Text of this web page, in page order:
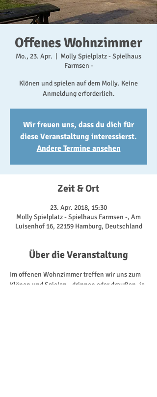
Offenes Wohnzimmer
Mo., 23. Apr.
Molly Spielplatz - Spielhaus
Farmsen -
Klönen und spielen auf dem Molly. Keine
Anmeldung erforderlich.
Wir freuen uns, dass du dich für
diese Veranstaltung interessierst.
Andere Termine ansehen
Zeit & Ort
23. Apr. 2018, 15:30
Molly Spielplatz - Spielhaus Farmsen -, Am
Luisenhof 16, 22159 Hamburg, Deutschland
Über die Veranstaltung
Im offenen Wohnzimmer treffen wir uns zum
Klönen und Spielen - drinnen oder draußen, je